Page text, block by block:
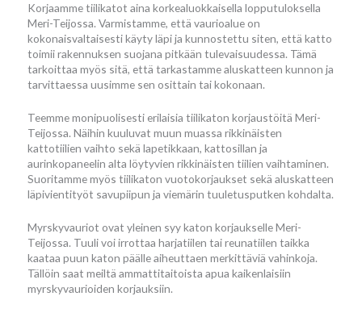
Korjaamme tiilikatot aina korkealuokkaisella lopputuloksella
Meri-Teijossa. Varmistamme, että vaurioalue on
kokonaisvaltaisesti käyty läpi ja kunnostettu siten, että katto
toimii rakennuksen suojana pitkään tulevaisuudessa. Tämä
tarkoittaa myös sitä, että tarkastamme aluskatteen kunnon ja
tarvittaessa uusimme sen osittain tai kokonaan.
Teemme monipuolisesti erilaisia tiilikaton korjaustöitä Meri-
Teijossa. Näihin kuuluvat muun muassa rikkinäisten
kattotiilien vaihto sekä lapetikkaan, kattosillan ja
aurinkopaneelin alta löytyvien rikkinäisten tiilien vaihtaminen.
Suoritamme myös tiilikaton vuotokorjaukset sekä aluskatteen
läpivientityöt savupiipun ja viemärin tuuletusputken kohdalta.
Myrskyvauriot ovat yleinen syy katon korjaukselle Meri-
Teijossa. Tuuli voi irrottaa harjatiilen tai reunatiilen taikka
kaataa puun katon päälle aiheuttaen merkittäviä vahinkoja.
Tällöin saat meiltä ammattitaitoista apua kaikenlaisiin
myrskyvaurioiden korjauksiin.